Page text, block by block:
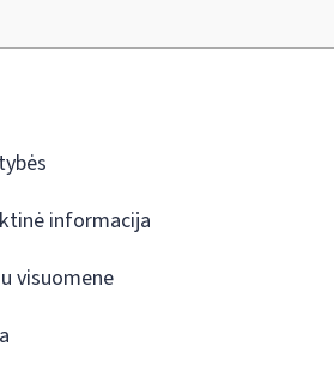
informacija
visuomene